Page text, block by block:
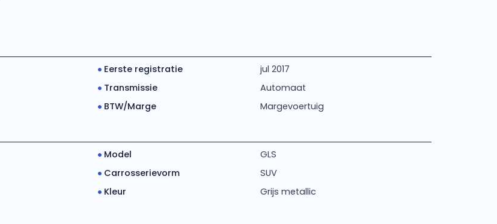
Eerste registratie
jul 2017
Transmissie
Automaat
BTW/Marge Margevoertuig
Model
GLS
Carrosserievorm
SUV
Kleur Grijs metallic